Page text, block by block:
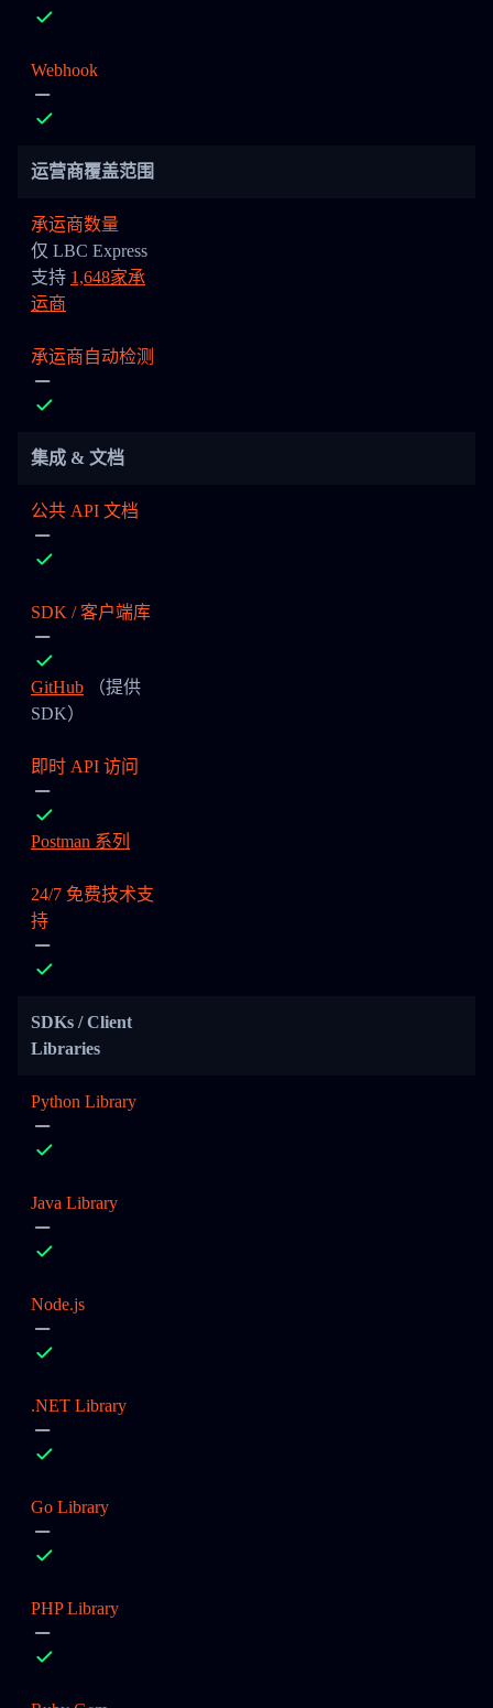
Webhook
运营商覆盖范围
承运商数量
仅 LBC Express
支持 1,648家承
运商
承运商自动检测
集成 & 文档
公共 API 文档
SDK / 客户端库
GitHub （提供
SDK）
即时 API 访问
Postman 系列
24/7 免费技术支
持
SDKs / Client
Libraries
Python Library
Java Library
Node.js
.NET Library
Go Library
PHP Library